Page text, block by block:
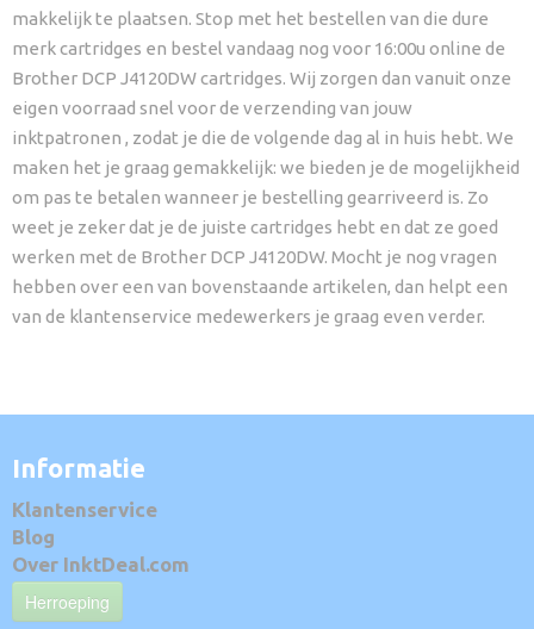
makkelijk te plaatsen. Stop met het bestellen van die dure
merk cartridges en bestel vandaag nog voor 16:00u online de
Brother DCP J4120DW cartridges. Wij zorgen dan vanuit onze
eigen voorraad snel voor de verzending van jouw
inktpatronen , zodat je die de volgende dag al in huis hebt. We
maken het je graag gemakkelijk: we bieden je de mogelijkheid
om pas te betalen wanneer je bestelling gearriveerd is. Zo
weet je zeker dat je de juiste cartridges hebt en dat ze goed
werken met de Brother DCP J4120DW. Mocht je nog vragen
hebben over een van bovenstaande artikelen, dan helpt een
van de klantenservice medewerkers je graag even verder.
Informatie
Klantenservice
Blog
Over InktDeal.com
Herroeping